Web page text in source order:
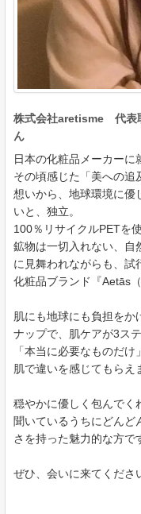
株式会社aretisme 代表
ん
日本の化粧品メーカーに
その頃感じた「美への追
想いから、地球環境に優
いと、独立。
100％リサイクルPETを
鉱物は一切入れない、自
に見舞われながらも、試
化粧品ブランド『Aetās
肌にも地球にも負担をか
ナップで、肌ケアが3ス
「本当に必要なものだ
肌で違いを感じてもらえ
穏やかに優しく包んでく
聞いているうちにどんど
さを持った魅力的な方で
ぜひ、会いに来てくださ